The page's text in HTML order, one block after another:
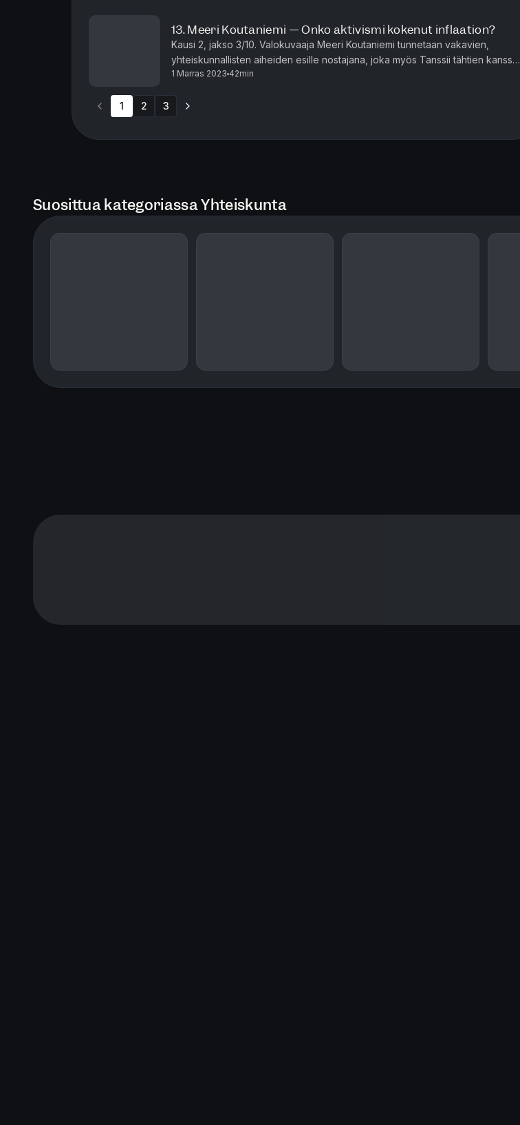
13. Meeri Koutaniemi — Onko aktivismi kokenut inflaation?
Kausi 2, jakso 3/10. Valokuvaaja Meeri Koutaniemi tunnetaan vakavien,
yhteiskunnallisten aiheiden esille nostajana, joka myös Tanssii tähtien kanssa
ja työskentelee someinfluensserina. Miten kevyiden ...
1 Marras 2023 42min
1 2 3
Suosittua kategoriassa Yhteiskunta